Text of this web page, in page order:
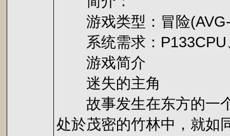
游戏类型：冒险(AVG-
系统需求：P133CPU
游戏简介
迷失的主角
故事发生在东方的一个
处於茂密的竹林中，就如